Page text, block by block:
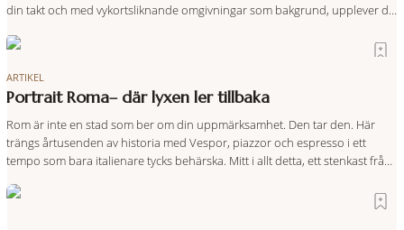
din takt och med vykortsliknande omgivningar som bakgrund, upplever du
och sagolika landskap – detta är slow travel när det
ARTIKEL
Portrait Roma– där lyxen ler tillbaka
Rom är inte en stad som ber om din uppmärksamhet. Den tar den. Här
trängs årtusenden av historia med Vespor, piazzor och espresso i ett
tempo som bara italienare tycks behärska. Mitt i allt detta, ett stenkast från
den smått osannolika bedriften att